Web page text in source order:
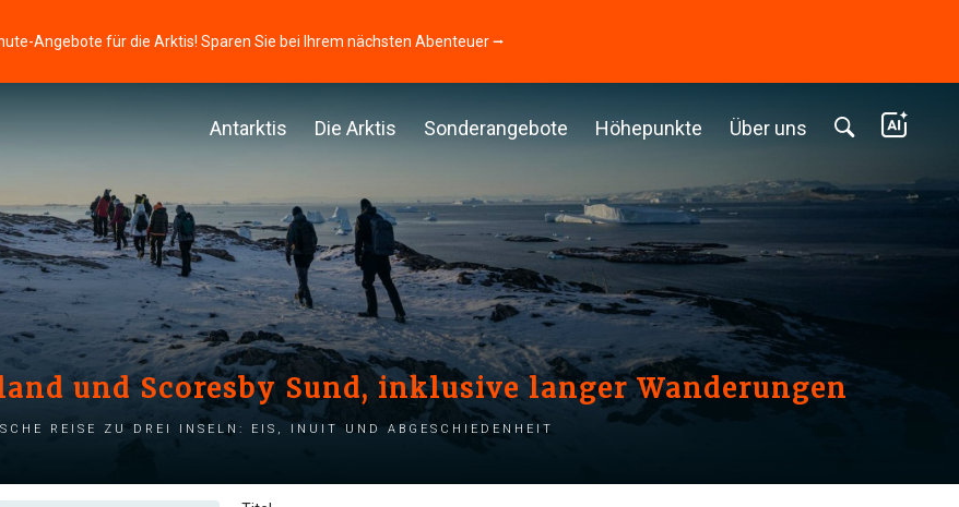
Angebote für die Arktis! Sparen Sie bei Ihrem nächsten Abenteuer ⭢
Antarktis Die Arktis Sonderangebote Höhepunkte Über uns
und Scoresby Sund, inklusive langer Wanderungen
Reise zu drei Inseln: Eis, Inuit und Abgeschiedenheit